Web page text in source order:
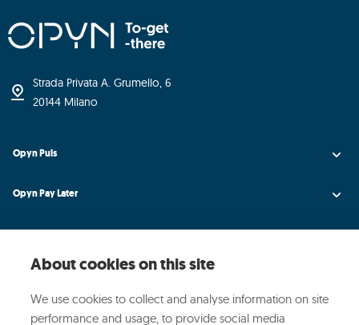
Strada Privata A. Grumello, 6
20144 Milano
Opyn Puls
Opyn Pay Later
Opyn Universe
Opyn Credit AI
Opyn
About cookies on this site
We use cookies to collect and analyse information on site
performance and usage, to provide social media